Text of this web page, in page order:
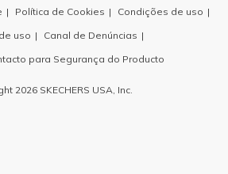
Política de Cookies
Condições de uso
uso
Canal de Denúncias
para Segurança do Producto
2026 SKECHERS USA, Inc.